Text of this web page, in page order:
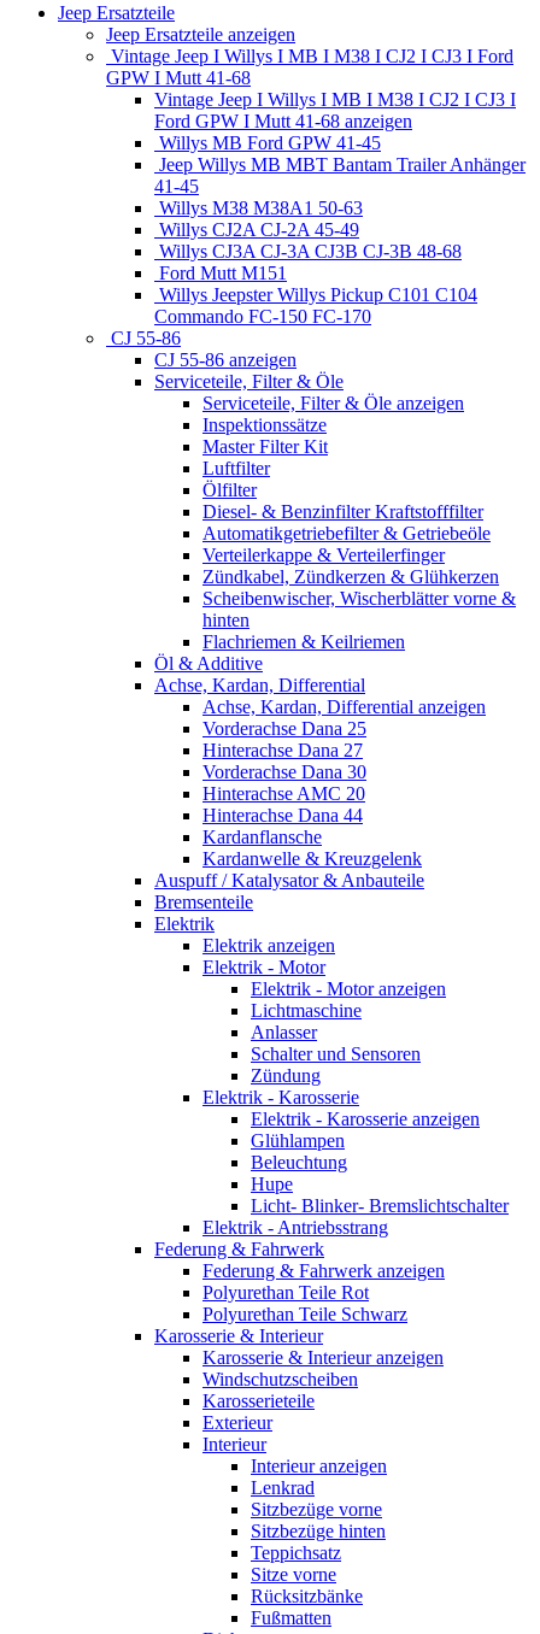
Jeep Ersatzteile
Jeep Ersatzteile anzeigen
Vintage Jeep I Willys I MB I M38 I CJ2 I CJ3 I Ford
GPW I Mutt 41-68
Vintage Jeep I Willys I MB I M38 I CJ2 I CJ3 I
Ford GPW I Mutt 41-68 anzeigen
Willys MB Ford GPW 41-45
Jeep Willys MB MBT Bantam Trailer Anhänger
41-45
Willys M38 M38A1 50-63
Willys CJ2A CJ-2A 45-49
Willys CJ3A CJ-3A CJ3B CJ-3B 48-68
Ford Mutt M151
Willys Jeepster Willys Pickup C101 C104
Commando FC-150 FC-170
CJ 55-86
CJ 55-86 anzeigen
Serviceteile, Filter & Öle
Serviceteile, Filter & Öle anzeigen
Inspektionssätze
Master Filter Kit
Luftfilter
Ölfilter
Diesel- & Benzinfilter Kraftstofffilter
Automatikgetriebefilter & Getriebeöle
Verteilerkappe & Verteilerfinger
Zündkabel, Zündkerzen & Glühkerzen
Scheibenwischer, Wischerblätter vorne &
hinten
Flachriemen & Keilriemen
Öl & Additive
Achse, Kardan, Differential
Achse, Kardan, Differential anzeigen
Vorderachse Dana 25
Hinterachse Dana 27
Vorderachse Dana 30
Hinterachse AMC 20
Hinterachse Dana 44
Kardanflansche
Kardanwelle & Kreuzgelenk
Auspuff / Katalysator & Anbauteile
Bremsenteile
Elektrik
Elektrik anzeigen
Elektrik - Motor
Elektrik - Motor anzeigen
Lichtmaschine
Anlasser
Schalter und Sensoren
Zündung
Elektrik - Karosserie
Elektrik - Karosserie anzeigen
Glühlampen
Beleuchtung
Hupe
Licht- Blinker- Bremslichtschalter
Elektrik - Antriebsstrang
Federung & Fahrwerk
Federung & Fahrwerk anzeigen
Polyurethan Teile Rot
Polyurethan Teile Schwarz
Karosserie & Interieur
Karosserie & Interieur anzeigen
Windschutzscheiben
Karosserieteile
Exterieur
Interieur
Interieur anzeigen
Lenkrad
Sitzbezüge vorne
Sitzbezüge hinten
Teppichsatz
Sitze vorne
Rücksitzbänke
Fußmatten